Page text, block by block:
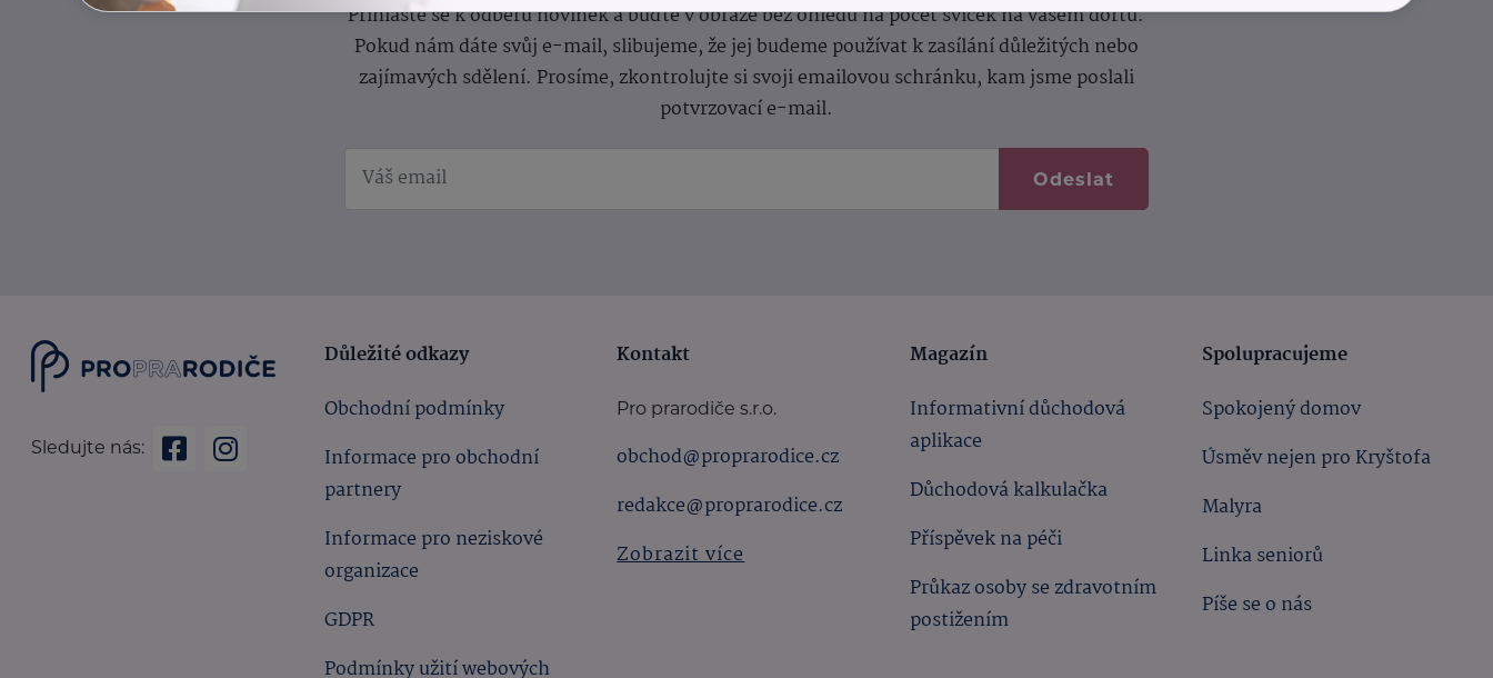
Přihlaste se k odběru novinek a buďte v obraze bez ohledu na počet svíček na vašem dortu.
Pokud nám dáte svůj e-mail, slibujeme, že jej budeme používat k zasílání důležitých nebo
zajímavých sdělení. Prosíme, zkontrolujte si svoji emailovou schránku, kam jsme poslali
potvrzovací e-mail.
Odeslat
Sledujte nás:
Důležité odkazy
Obchodní podmínky
Informace pro obchodní
partnery
Informace pro neziskové
organizace
GDPR
Podmínky užití webových
Kontakt
Pro prarodiče s.r.o.
obchod@proprarodice.cz
redakce@proprarodice.cz
Zobrazit více
Magazín
Informativní důchodová
aplikace
Důchodová kalkulačka
Příspěvek na péči
Průkaz osoby se zdravotním
postižením
Spolupracujeme
Spokojený domov
Úsměv nejen pro Kryštofa
Malyra
Linka seniorů
Píše se o nás